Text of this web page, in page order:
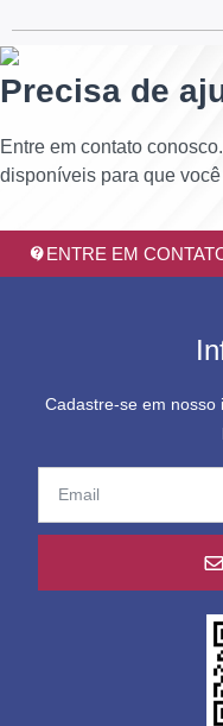
Precisa de
Entre em contato
disponíveis para que
ENTRE EM
Cadastre-se em nosso